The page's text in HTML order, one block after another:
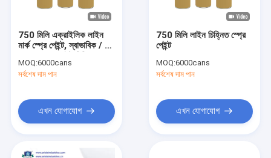
750 মিলি এক্রাইলিক লাইন
মার্ক স্প্রে পেইন্ট, স্বাভাবিক / ফ্লু
MOQ:6000cans
সর্বশেষ দাম পান
এখন যোগাযোগ
750 মিলি লাইন চিহ্নিত স্প্রে
পেইন্ট
MOQ:6000cans
সর্বশেষ দাম পান
এখন যোগাযোগ